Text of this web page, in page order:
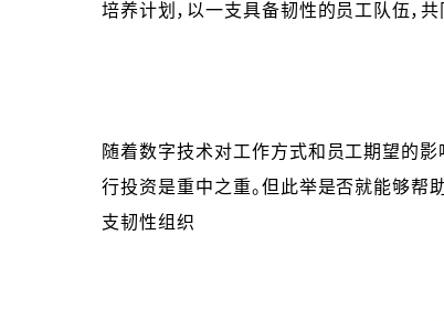
培养计划，以一支具备韧性的员工队伍，共
随着数字技术对工作方式和员工期望的
行投资是重中之重。但此举是否就能够帮
支韧性组织